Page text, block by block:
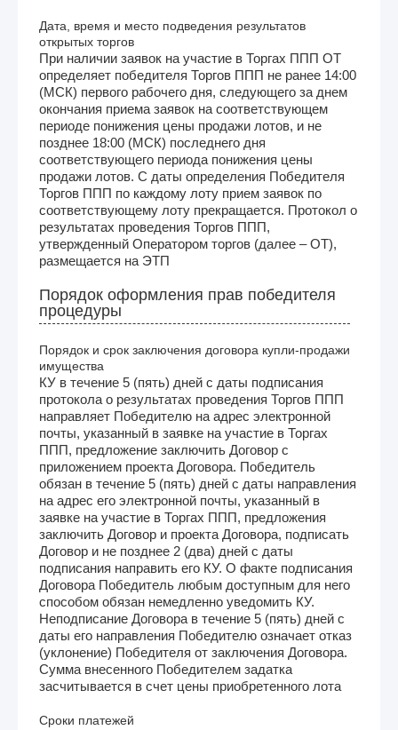
Дата, время и место подведения результатов
открытых торгов
При наличии заявок на участие в Торгах ППП ОТ
определяет победителя Торгов ППП не ранее 14:00
(МСК) первого рабочего дня, следующего за днем
окончания приема заявок на соответствующем
периоде понижения цены продажи лотов, и не
позднее 18:00 (МСК) последнего дня
соответствующего периода понижения цены
продажи лотов. С даты определения Победителя
Торгов ППП по каждому лоту прием заявок по
соответствующему лоту прекращается. Протокол о
результатах проведения Торгов ППП,
утвержденный Оператором торгов (далее – ОТ),
размещается на ЭТП
Порядок оформления прав победителя
процедуры
Порядок и срок заключения договора купли-продажи
имущества
КУ в течение 5 (пять) дней с даты подписания
протокола о результатах проведения Торгов ППП
направляет Победителю на адрес электронной
почты, указанный в заявке на участие в Торгах
ППП, предложение заключить Договор с
приложением проекта Договора. Победитель
обязан в течение 5 (пять) дней с даты направления
на адрес его электронной почты, указанный в
заявке на участие в Торгах ППП, предложения
заключить Договор и проекта Договора, подписать
Договор и не позднее 2 (два) дней с даты
подписания направить его КУ. О факте подписания
Договора Победитель любым доступным для него
способом обязан немедленно уведомить КУ.
Неподписание Договора в течение 5 (пять) дней с
даты его направления Победителю означает отказ
(уклонение) Победителя от заключения Договора.
Сумма внесенного Победителем задатка
засчитывается в счет цены приобретенного лота
Сроки платежей